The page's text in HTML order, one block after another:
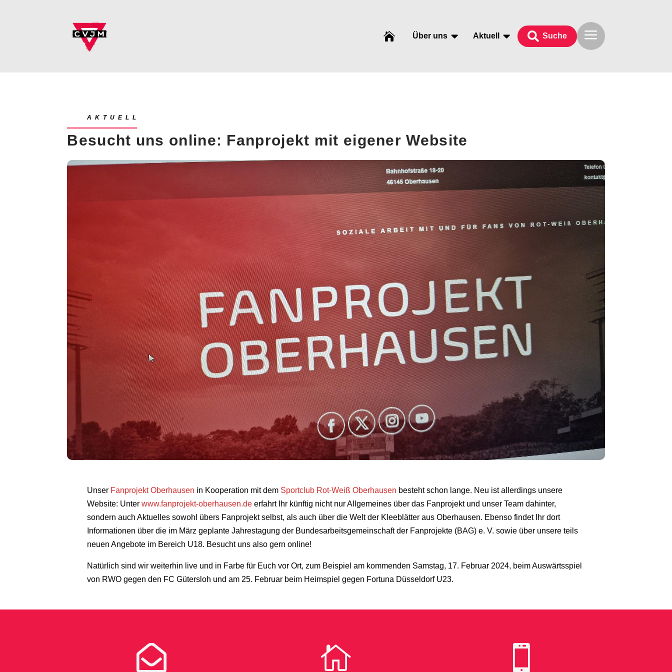
 
Über uns 
Aktuell  Suche a
AKTUELL
Besucht uns online: Fanprojekt mit eigener Website
Unser Fanprojekt Oberhausen in Kooperation mit dem Sportclub Rot-Weiß Oberhausen besteht schon lange. Neu ist allerdings unsere
Website: Unterwww.fanprojekt-oberhausen.de erfahrt Ihr künftig nicht nur Allgemeines über das Fanprojekt und unser Team dahinter,
sondern auch Aktuelles sowohl übers Fanprojekt selbst, als auch über die Welt der Kleeblätter aus Oberhausen. Ebenso findet Ihr dort
Informationen über die im März geplante Jahrestagung der Bundesarbeitsgemeinschaft der Fanprojekte (BAG) e. V. sowie über unsere teils
neuen Angebote im Bereich U18. Besucht uns also gern online!
Natürlich sind wir weiterhin live und in Farbe für Euch vor Ort, zum Beispiel am kommenden Samstag, 17. Februar 2024, beim Auswärtsspiel
von RWO gegen den FC Gütersloh und am 25. Februar beim Heimspiel gegen Fortuna Düsseldorf U23.
  